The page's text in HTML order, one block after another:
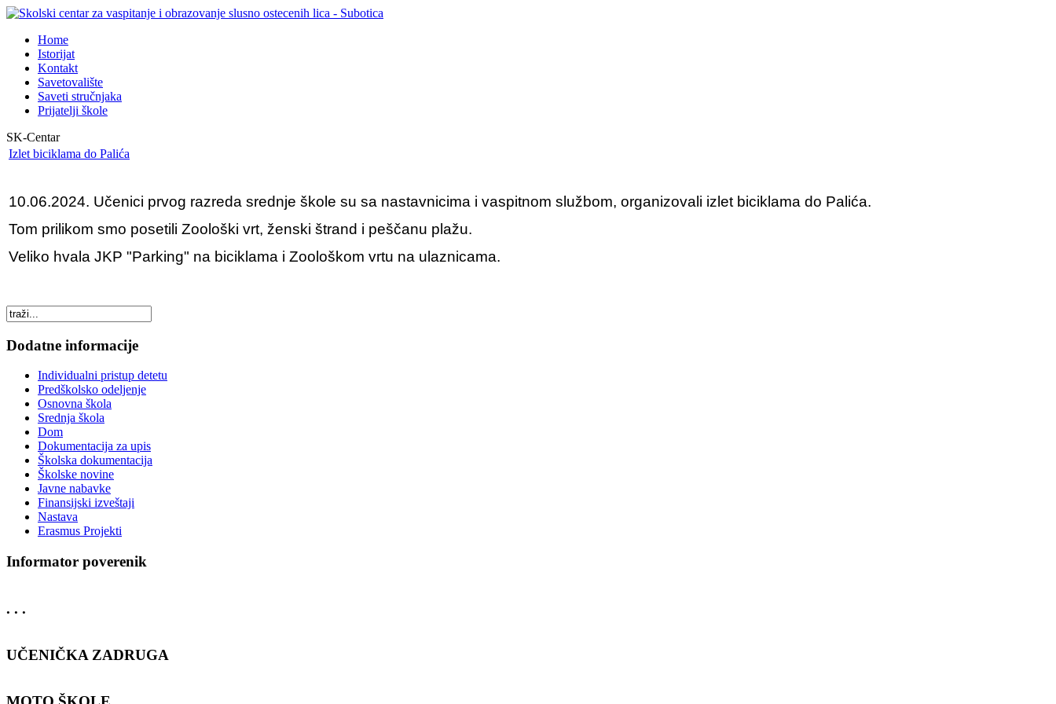
Home
Istorijat
Kontakt
Savetovalište
Saveti stručnjaka
Prijatelji škole
SK-Centar
Izlet biciklama do Palića
10.06.2024. Učenici prvog razreda srednje škole su sa nastavnicima i vaspitnom službom, organizovali izlet biciklama do Palića.
Tom prilikom smo posetili Zoološki vrt, ženski štrand i peščanu plažu.
Veliko hvala JKP "Parking" na biciklama i Zoološkom vrtu na ulaznicama.
Dodatne informacije
Individualni pristup detetu
Predškolsko odeljenje
Osnovna škola
Srednja škola
Dom
Dokumentacija za upis
Školska dokumentacija
Školske novine
Javne nabavke
Finansijski izveštaji
Nastava
Erasmus Projekti
Informator poverenik
. . .
UČENIČKA ZADRUGA